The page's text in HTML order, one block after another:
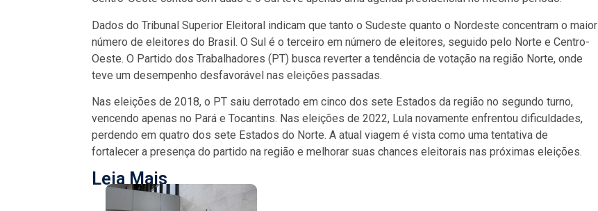
Dados do Tribunal Superior Eleitoral indicam que tanto o Sudeste quanto o Nordeste concentram o maior
número de eleitores do Brasil. O Sul é o terceiro em número de eleitores, seguido pelo Norte e Centro-
Oeste. O Partido dos Trabalhadores (PT) busca reverter a tendência de votação na região Norte, onde
teve um desempenho desfavorável nas eleições passadas.
Nas eleições de 2018, o PT saiu derrotado em cinco dos sete Estados da região no segundo turno,
vencendo apenas no Pará e Tocantins. Nas eleições de 2022, Lula novamente enfrentou dificuldades,
perdendo em quatro dos sete Estados do Norte. A atual viagem é vista como uma tentativa de
fortalecer a presença do partido na região e melhorar suas chances eleitorais nas próximas eleições.
Leia Mais